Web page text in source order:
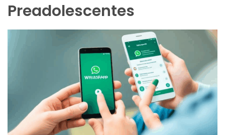
Preadolescentes